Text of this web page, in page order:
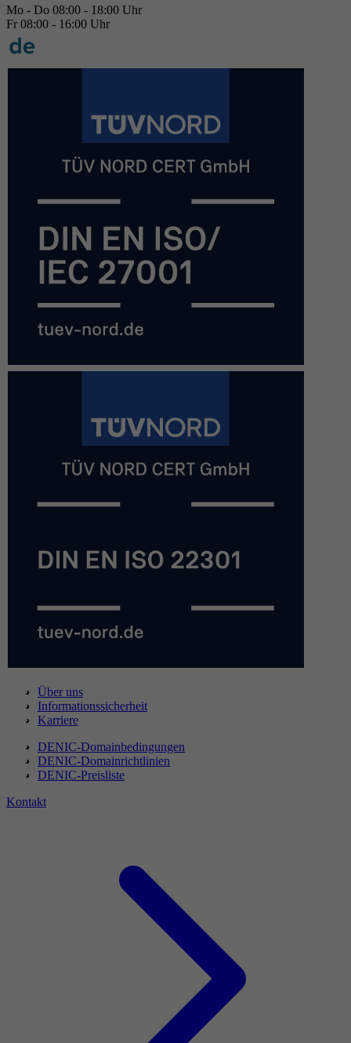
Mo - Do 08:00 - 18:00 Uhr
Fr 08:00 - 16:00 Uhr
Über uns
Informationssicherheit
Karriere
DENIC-Domainbedingungen
DENIC-Domainrichtlinien
DENIC-Preisliste
Kontakt